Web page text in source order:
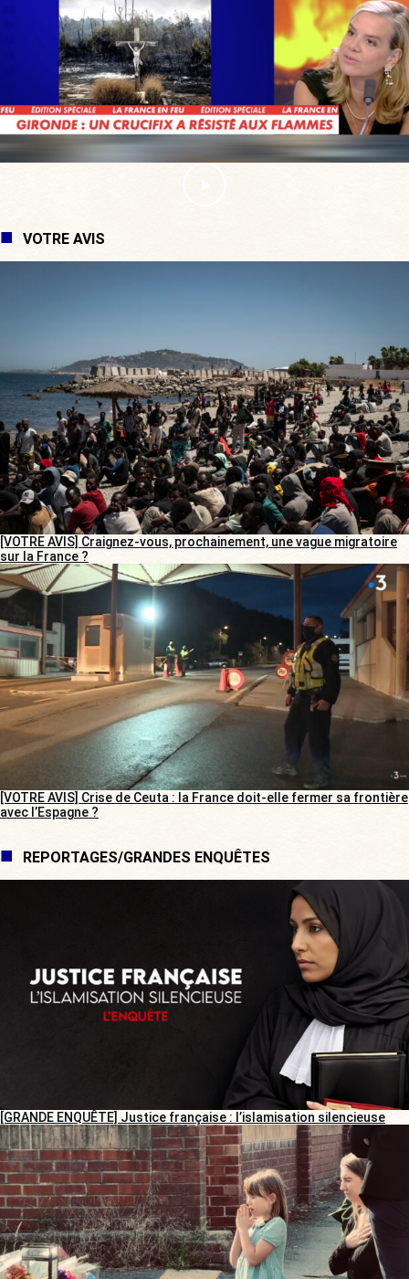
VOTRE AVIS
[VOTRE AVIS] Craignez-vous, prochainement, une vague migratoire
sur la France ?
[VOTRE AVIS] Crise de Ceuta : la France doit-elle fermer sa frontière
avec l’Espagne ?
REPORTAGES/GRANDES ENQUÊTES
[GRANDE ENQUÊTE] Justice française : l’islamisation silencieuse